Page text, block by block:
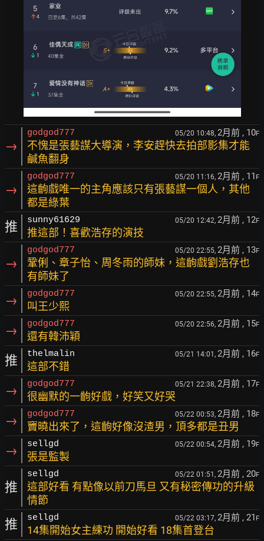
→
godgod777 05/20 10:48, 2月前 , 10F
不愧是張藝謀大導演，李安趕快去拍部影集才能
鹹魚翻身
→
godgod777 05/20 11:16, 2月前 , 11 F
這齣戲唯一的主角應該只有張藝謀一個人，其他
都是綠葉
推 sunny61629 05/20 12:42, 2月前 , 12F
推這部！喜歡浩存的演技
→
godgod777 05/20 22:55, 2月前 , 13F
鞏俐、章子怡、周冬雨的師妹，這齣戲劉浩存也
有師妹了
→ godgod777 05/20 22:55, 2月前 , 14F
叫王少熙
→ godgod777 05/20 22:56, 2月前 , 15F
還有韓沛穎
推 thelmalin 05/21 14:01, 2月前 , 16F
這部不錯
→ godgod777 05/21 22:38, 2月前 , 17F
很幽默的一齣好戲，好笑又好哭
→ godgod777 05/22 00:53, 2月前 , 18F
竇曉出來了，這齣好像沒渣男，頂多都是丑男
→ sellgd 05/22 00:54, 2月前 , 19F
張是監製
推
sellgd 05/22 01:51, 2月前 , 20F
這部好看 有點像以前刀馬旦 又有秘密傳功的升級
情節
推 sellgd 05/22 03:17, 2月前 , 21 F
14集開始女主練功 開始好看 18集首登台